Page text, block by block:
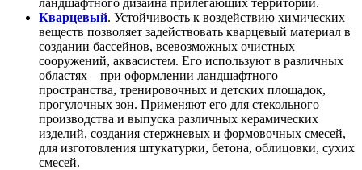
Кварцевый. Устойчивость к воздействию химических
веществ позволяет задействовать кварцевый материал в
создании бассейнов, всевозможных очистных
сооружений, аквасистем. Его используют в различных
областях – при оформлении ландшафтного
пространства, тренировочных и детских площадок,
прогулочных зон. Применяют его для стекольного
производства и выпуска различных керамических
изделий, создания стержневых и формовочных смесей,
для изготовления штукатурки, бетона, облицовки, сухих
смесей.